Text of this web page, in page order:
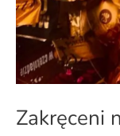
Zakręceni